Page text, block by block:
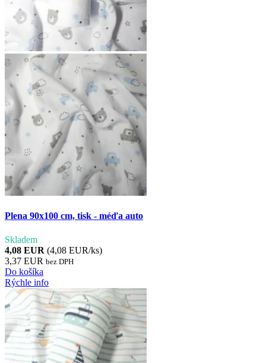
Plena 90x100 cm, tisk - méďa auto
Skladem
4,08 EUR (4,08 EUR/ks)
3,37 EUR bez DPH
Do košíka
Rýchle info